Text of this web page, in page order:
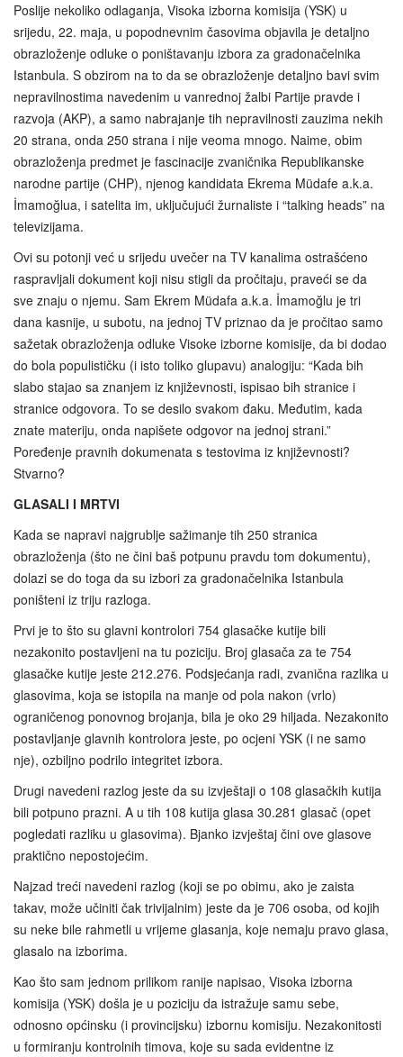
Poslije nekoliko odlaganja, Visoka izborna komisija (YSK) u
srijedu, 22. maja, u popodnevnim časovima objavila je detaljno
obrazloženje odluke o poništavanju izbora za gradonačelnika
Istanbula. S obzirom na to da se obrazloženje detaljno bavi svim
nepravilnostima navedenim u vanrednoj žalbi Partije pravde i
razvoja (AKP), a samo nabrajanje tih nepravilnosti zauzima nekih
20 strana, onda 250 strana i nije veoma mnogo. Naime, obim
obrazloženja predmet je fascinacije zvaničnika Republikanske
narodne partije (CHP), njenog kandidata Ekrema Müdafe a.k.a.
İmamoğlua, i satelita im, uključujući žurnaliste i “talking heads” na
televizijama.
Ovi su potonji već u srijedu uvečer na TV kanalima ostrašćeno
raspravljali dokument koji nisu stigli da pročitaju, praveći se da
sve znaju o njemu. Sam Ekrem Müdafa a.k.a. İmamoğlu je tri
dana kasnije, u subotu, na jednoj TV priznao da je pročitao samo
sažetak obrazloženja odluke Visoke izborne komisije, da bi dodao
do bola populističku (i isto toliko glupavu) analogiju: “Kada bih
slabo stajao sa znanjem iz književnosti, ispisao bih stranice i
stranice odgovora. To se desilo svakom đaku. Međutim, kada
znate materiju, onda napišete odgovor na jednoj strani.”
Poređenje pravnih dokumenata s testovima iz književnosti?
Stvarno?
GLASALI I MRTVI
Kada se napravi najgrublje sažimanje tih 250 stranica
obrazloženja (što ne čini baš potpunu pravdu tom dokumentu),
dolazi se do toga da su izbori za gradonačelnika Istanbula
poništeni iz triju razloga.
Prvi je to što su glavni kontrolori 754 glasačke kutije bili
nezakonito postavljeni na tu poziciju. Broj glasača za te 754
glasačke kutije jeste 212.276. Podsjećanja radi, zvanična razlika u
glasovima, koja se istopila na manje od pola nakon (vrlo)
ograničenog ponovnog brojanja, bila je oko 29 hiljada. Nezakonito
postavljanje glavnih kontrolora jeste, po ocjeni YSK (i ne samo
nje), ozbiljno podrilo integritet izbora.
Drugi navedeni razlog jeste da su izvještaji o 108 glasačkih kutija
bili potpuno prazni. A u tih 108 kutija glasa 30.281 glasač (opet
pogledati razliku u glasovima). Bjanko izvještaj čini ove glasove
praktično nepostojećim.
Najzad treći navedeni razlog (koji se po obimu, ako je zaista
takav, može učiniti čak trivijalnim) jeste da je 706 osoba, od kojih
su neke bile rahmetli u vrijeme glasanja, koje nemaju pravo glasa,
glasalo na izborima.
Kao što sam jednom prilikom ranije napisao, Visoka izborna
komisija (YSK) došla je u poziciju da istražuje samu sebe,
odnosno općinsku (i provincijsku) izbornu komisiju. Nezakonitosti
u formiranju kontrolnih timova, koje su sada evidentne iz